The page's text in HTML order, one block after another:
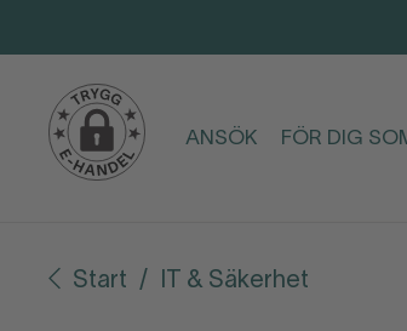
ANSÖK FÖR DIG
Start IT & Säkerhet